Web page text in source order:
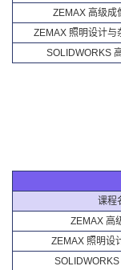
ZEMAX 高级成
ZEMAX 照明设计与
SOLIDWORKS
课程
ZEMAX 高
ZEMAX 照明设